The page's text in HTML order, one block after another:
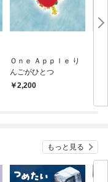
Ｏｎｅ Ａｐｐｌｅ り
んごがひとつ
2,200
もっと見る